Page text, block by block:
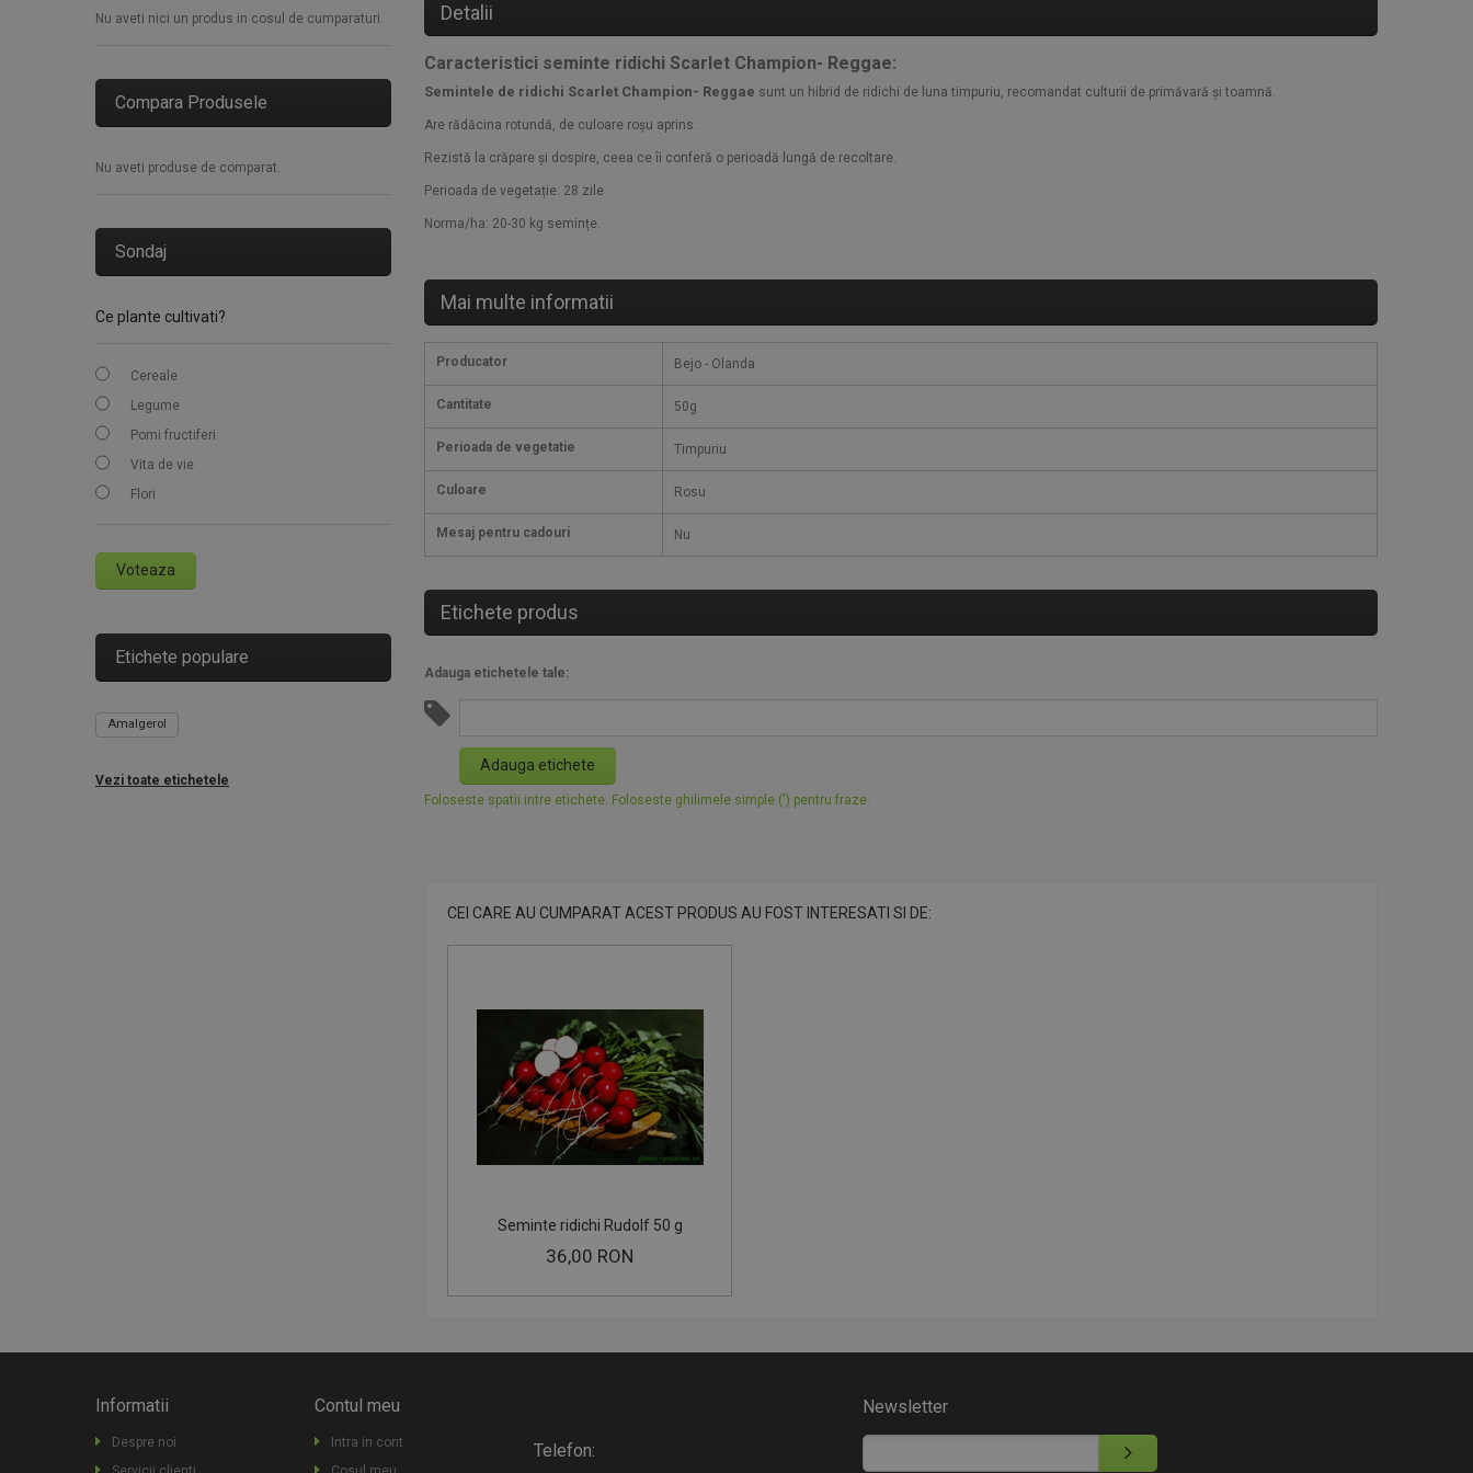
Detalii
Caracteristici seminte ridichi Scarlet Champion- Reggae:
Semintele de ridichi Scarlet Champion- Reggae sunt un hibrid de ridichi de luna timpuriu, recomandat culturii de primăvară și toamnă.
Are rădăcina rotundă, de culoare roșu aprins.
Rezistă la crăpare și dospire, ceea ce îi conferă o perioadă lungă de recoltare.
Perioada de vegetație: 28 zile
Norma/ha: 20-30 kg semințe.
Mai multe informatii
Producator Bejo - Olanda
Cantitate 50g
Perioada de vegetatie Timpuriu
Culoare Rosu
Mesaj pentru cadouri Nu
Etichete produs
Adauga etichetele tale:
Adauga etichete
Foloseste spatii intre etichete. Foloseste ghilimele simple (') pentru fraze.
CEI CARE AU CUMPARAT ACEST PRODUS AU FOST INTERESATI SI DE:
Seminte ridichi Rudolf 50 g
36,00 RON
Nu aveti nici un produs in cosul de cumparaturi.
Compara Produsele
Nu aveti produse de comparat.
Sondaj
Ce plante cultivati?
Cereale
Legume
Pomi fructiferi
Vita de vie
Flori
Voteaza
Etichete populare
Amalgerol
Vezi toate etichetele
Informatii
Despre noi
Contul meu
Intra in cont
Telefon:
Newsletter